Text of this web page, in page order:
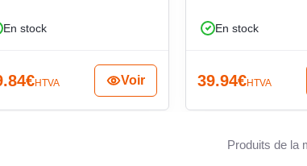
En stock
€HTVA Voir
En stock
39.94€HTVA
Produits de la